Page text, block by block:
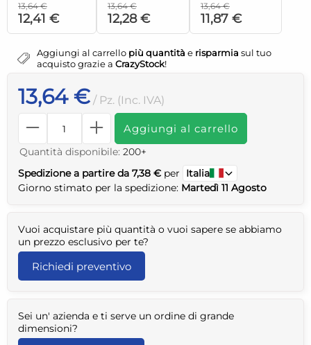
13,64 €
12,41 €
13,64 €
12,28 €
13,64 €
11,87 €
Aggiungi al carrello più quantità e risparmia sul tuo
acquisto grazie a CrazyStock!
13,64 € / Pz. (Inc. IVA)
Aggiungi al carrello
Quantità disponibile: 200+
Spedizione a partire da 7,38 € per
Italia
Giorno stimato per la spedizione: Martedì 11 Agosto
Vuoi acquistare più quantità o vuoi sapere se abbiamo
un prezzo esclusivo per te?
Richiedi preventivo
Sei un' azienda e ti serve un ordine di grande
dimensioni?